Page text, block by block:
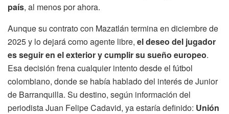
país, al menos por ahora.
Aunque su contrato con Mazatlán termina en diciembre de
2025 y lo dejará como agente libre, el deseo del jugador
es seguir en el exterior y cumplir su sueño europeo.
Esa decisión frena cualquier intento desde el fútbol
colombiano, donde se había hablado del interés de Junior
de Barranquilla. Su destino, según información del
periodista Juan Felipe Cadavid, ya estaría definido: Unión